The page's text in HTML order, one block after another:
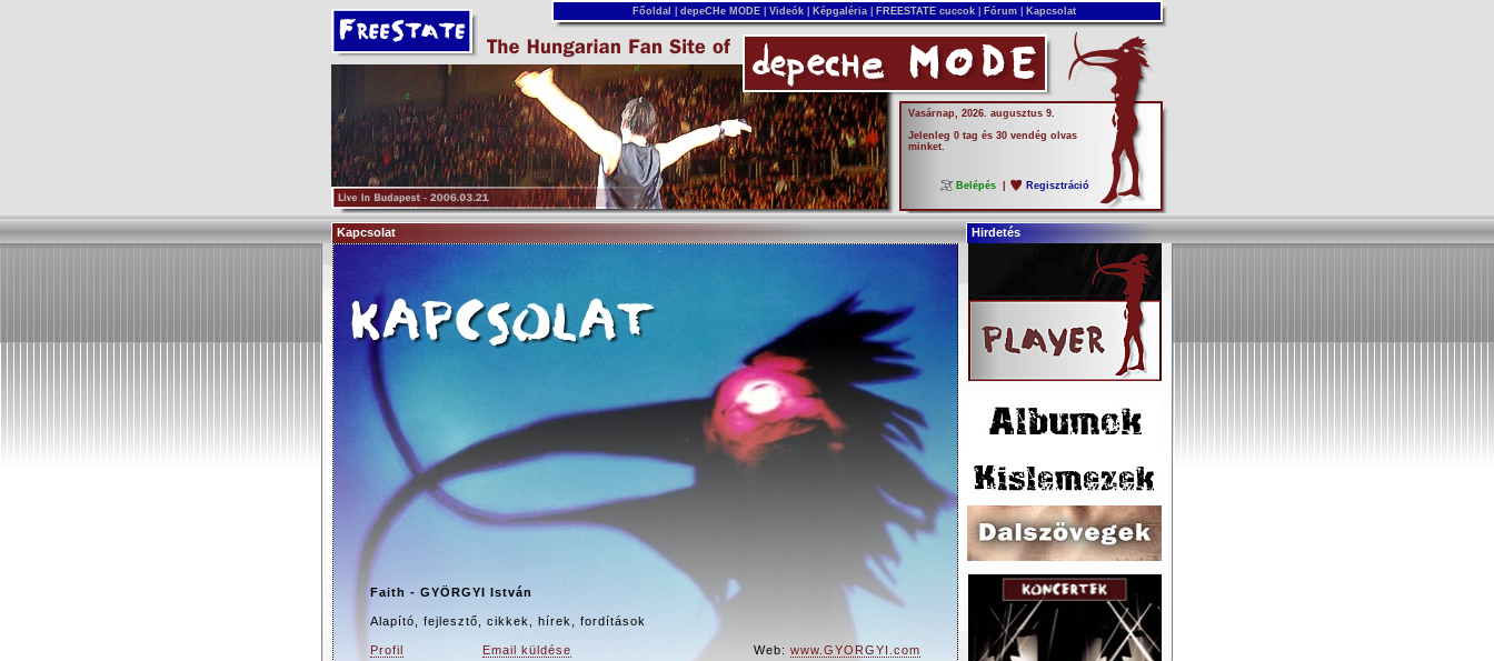
Főoldal depeCHe MODE Videók Képgaléria FREESTATE cuccok Fórum Kapcsolat
Vasárnap, 2026. augusztus 9.
Jelenleg 0 tag és 30 vendég olvas
minket.
Belépés Regisztráció
Kapcsolat Hirdetés
Faith - GYÖRGYI István
Alapító, fejlesztő, cikkek, hírek, fordítások
Profil Email küldése Web: www.GYORGYI.com